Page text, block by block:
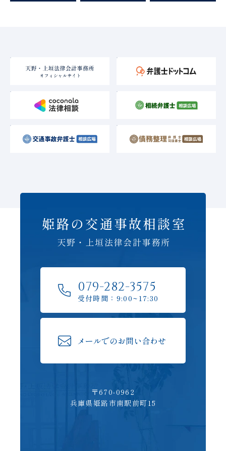
079-282-3575
受付時間：9:00~17:30
メールでのお問い合わせ
〒670-0962
兵庫県姫路市南駅前町15